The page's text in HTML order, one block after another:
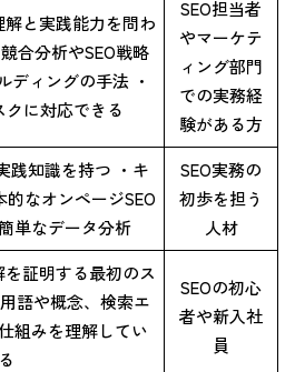
解と実践能力を問わ
合分析やSEO戦略
ディングの手法 ・
クに対応できる
SEO担当者
やマーケテ
ィング部門
での実務経
験がある方
践知識を持つ ・キ
なオンページSEO
単なデータ分析
SEO実務の
初歩を担う
人材
を証明する最初のス
語や概念、検索エ
組みを理解してい
る
SEOの初心
者や新入社
員